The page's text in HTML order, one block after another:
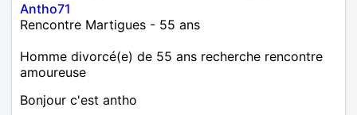
Antho71
Rencontre Martigues - 55 ans
Homme divorcé(e) de 55 ans recherche rencontre
amoureuse
Bonjour c'est antho